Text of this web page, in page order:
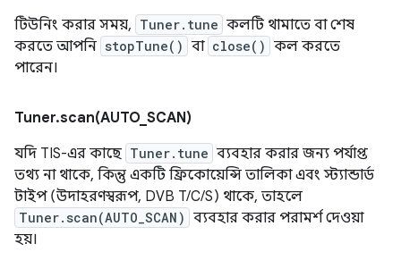
টিউনিং করার সময়, Tuner.tune কলটি থামাতে বা শেষ
করতে আপনি stopTune() বা close() কল করতে
পারেন।
Tuner.scan(AUTO SCAN)
যদি TIS-এর কাছে Tuner.tune ব্যবহার করার জন্য পর্যাপ্ত
তথ্য না থাকে, কিন্তু একটি ফ্রিকোয়েন্সি তালিকা এবং স্ট্যান্ডার্ড
টাইপ (উদাহরণস্বরূপ, DVB T/C/S) থাকে, তাহলে
Tuner.scan(AUTO_SCAN) ব্যবহার করার পরামর্শ দেওয়া
হয়।